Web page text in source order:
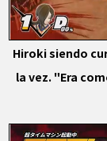
Hiroki siendo
la vez. "Era